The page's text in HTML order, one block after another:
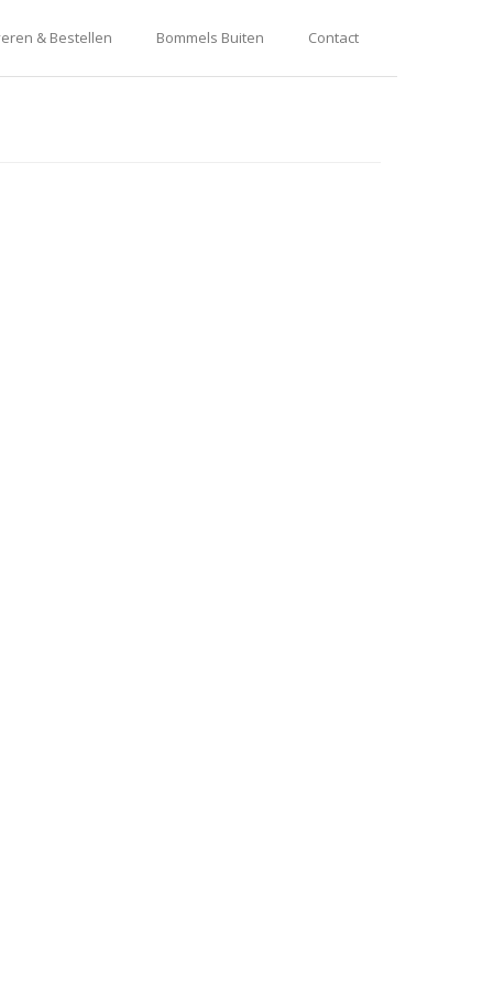
& Bestellen Bommels Buiten Contact